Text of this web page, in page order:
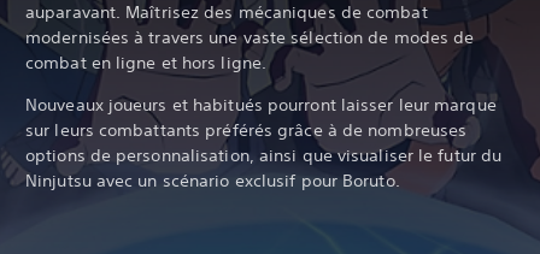
auparavant. Maîtrisez des mécaniques de combat
modernisées à travers une vaste sélection de modes de
combat en ligne et hors ligne.
Nouveaux joueurs et habitués pourront laisser leur marque
sur leurs combattants préférés grâce à de nombreuses
options de personnalisation, ainsi que visualiser le futur du
Ninjutsu avec un scénario exclusif pour Boruto.